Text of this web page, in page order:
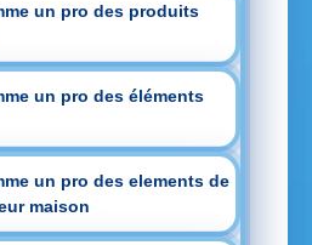
un pro des produits
un pro des éléments
un pro des elements de
maison